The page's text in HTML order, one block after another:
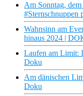
Am Sonntag,
#Sternschnuppen
Wahnsinn am
hinaus 2024 |
Laufen am Limit:
Doku
Am dänischen
Doku